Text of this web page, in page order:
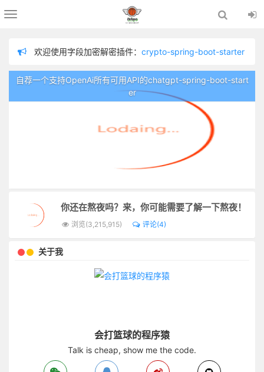
Toggle
欢迎使用字段加密解密插件：crypto-spring-boot-starter
欢迎使用分布式链路追踪插件：logging-tracer
sensitive-spring-boot-starter
欢迎使用日志记录器插件：logger-spring-boot-starter
自荐一个支持OpenAi所有可用API的chatgpt-spring-boot-start
er
你还在熬夜吗？来，你可能需要了解一下熬夜！
浏览(3,215,915) 评论(4)
关于我
会打篮球的程序猿
Talk is cheap, show me the code.